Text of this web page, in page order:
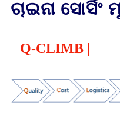
ଚାଇନା
Q-CLIMB |